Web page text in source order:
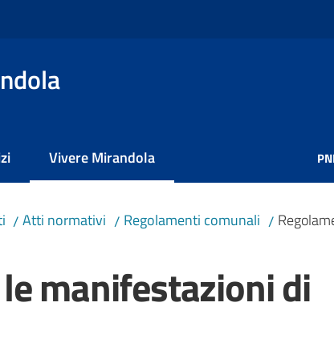
Vivere Mirandola
Menu selezionato
/Atti normativi / Regolamenti comunali /
manifestazioni di